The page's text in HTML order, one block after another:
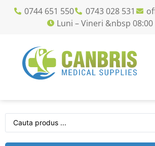
0744 651 550 0743 028 531
Luni – Vineri &nbsp 08:00